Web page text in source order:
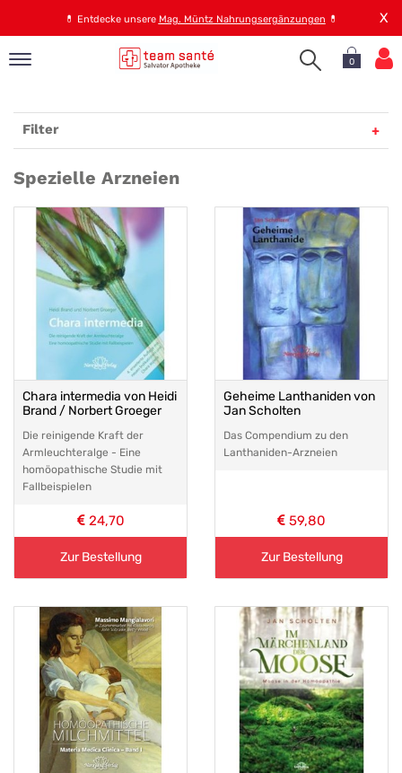
💊 Entdecke unsere Mag. Müntz Nahrungsergänzungen 💊 X
0
Filter
Spezielle
Arzneien
Spezielle Arzneien
Chara intermedia von Heidi
Brand / Norbert Groeger
Die reinigende Kraft der
Armleuchteralge - Eine
homöopathische Studie mit
Fallbeispielen
24,70
Zur Bestellung
Geheime Lanthaniden von
Jan Scholten
Das Compendium zu den
Lanthaniden-Arzneien
59,80
Zur Bestellung